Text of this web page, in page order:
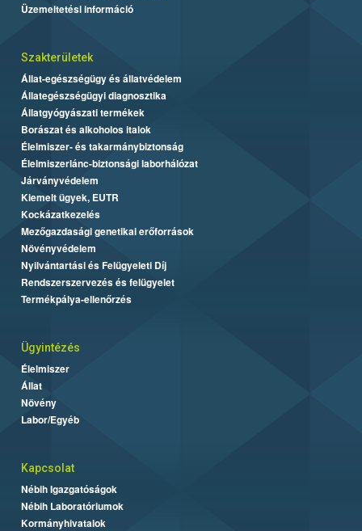
Üzemeltetési információ
Szakterületek
Állat-egészségügy és állatvédelem
Állategészségügyi diagnosztika
Állatgyógyászati termékek
Borászat és alkoholos italok
Élelmiszer- és takarmánybiztonság
Élelmiszerlánc-biztonsági laborhálózat
Járványvédelem
Kiemelt ügyek, EUTR
Kockázatkezelés
Mezőgazdasági genetikai erőforrások
Növényvédelem
Nyilvántartási és Felügyeleti Díj
Rendszerszervezés és felügyelet
Termékpálya-ellenőrzés
Ügyintézés
Élelmiszer
Állat
Növény
Labor/Egyéb
Kapcsolat
Nébih Igazgatóságok
Nébih Laboratóriumok
Kormányhivatalok